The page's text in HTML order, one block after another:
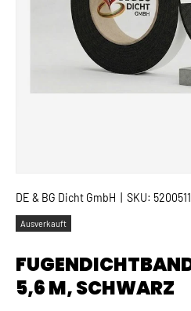
DE & BG Dicht GmbH SKU:
Ausverkauft
5,6 M, SCHWARZ